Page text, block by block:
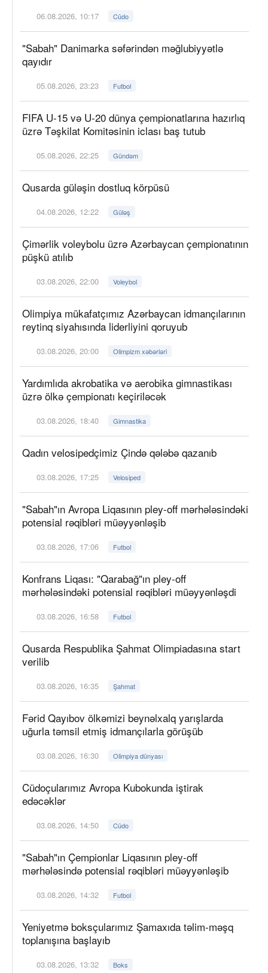
06.08.2026, 10:17 Cüdo
"Sabah" Danimarka səfərindən məğlubiyyətlə
qayıdır
05.08.2026, 23:23 Futbol
FIFA U-15 və U-20 dünya çempionatlarına hazırlıq
üzrə Təşkilat Komitəsinin iclası baş tutub
05.08.2026, 22:25 Gündəm
Qusarda güləşin dostluq körpüsü
04.08.2026, 12:22 Güləş
Çimərlik voleybolu üzrə Azərbaycan çempionatının
püşkü atılıb
03.08.2026, 22:00 Voleybol
Olimpiya mükafatçımız Azərbaycan idmançılarının
reytinq siyahısında liderliyini qoruyub
03.08.2026, 20:00 Olimpizm xəbərləri
Yardımlıda akrobatika və aerobika gimnastikası
üzrə ölkə çempionatı keçiriləcək
03.08.2026, 18:40 Gimnastika
Qadın velosipedçimiz Çində qələbə qazanıb
03.08.2026, 17:25 Velosiped
"Sabah"ın Avropa Liqasının pley-off mərhələsindəki
potensial rəqibləri müəyyənləşib
03.08.2026, 17:06 Futbol
Konfrans Liqası: "Qarabağ"ın pley-off
mərhələsindəki potensial rəqibləri müəyyənləşdi
03.08.2026, 16:58 Futbol
Qusarda Respublika Şahmat Olimpiadasına start
verilib
03.08.2026, 16:35 Şahmat
Fərid Qayıbov ölkəmizi beynəlxalq yarışlarda
uğurla təmsil etmiş idmançılarla görüşüb
03.08.2026, 16:30 Olimpiya dünyası
Cüdoçularımız Avropa Kubokunda iştirak
edəcəklər
03.08.2026, 14:50 Cüdo
"Sabah"ın Çempionlar Liqasının pley-off
mərhələsində potensial rəqibləri müəyyənləşib
03.08.2026, 14:32 Futbol
Yeniyetmə boksçularımız Şamaxıda təlim-məşq
toplanışına başlayıb
03.08.2026, 13:32 Boks